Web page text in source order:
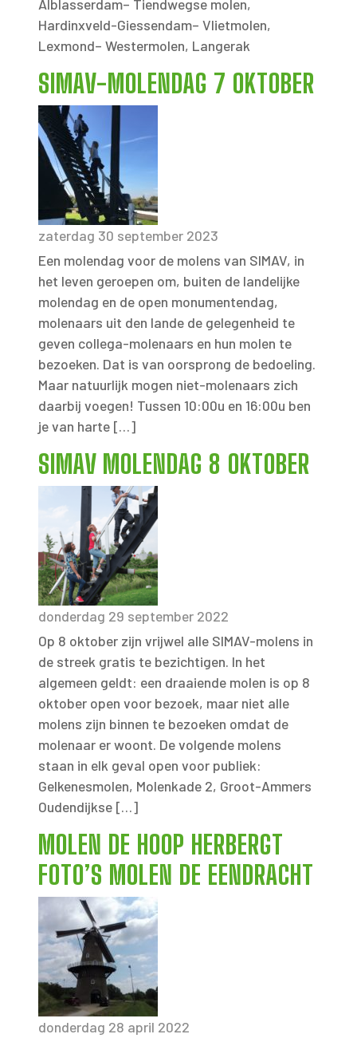
Alblasserdam– Tiendwegse molen,
Hardinxveld-Giessendam– Vlietmolen,
Lexmond– Westermolen, Langerak
SIMAV-MOLENDAG 7 OKTOBER
zaterdag 30 september 2023
Een molendag voor de molens van SIMAV, in
het leven geroepen om, buiten de landelijke
molendag en de open monumentendag,
molenaars uit den lande de gelegenheid te
geven collega-molenaars en hun molen te
bezoeken. Dat is van oorsprong de bedoeling.
Maar natuurlijk mogen niet-molenaars zich
daarbij voegen! Tussen 10:00u en 16:00u ben
je van harte […]
SIMAV MOLENDAG 8 OKTOBER
donderdag 29 september 2022
Op 8 oktober zijn vrijwel alle SIMAV-molens in
de streek gratis te bezichtigen. In het
algemeen geldt: een draaiende molen is op 8
oktober open voor bezoek, maar niet alle
molens zijn binnen te bezoeken omdat de
molenaar er woont. De volgende molens
staan in elk geval open voor publiek:
Gelkenesmolen, Molenkade 2, Groot-Ammers
Oudendijkse […]
MOLEN DE HOOP HERBERGT
FOTO’S MOLEN DE EENDRACHT
donderdag 28 april 2022